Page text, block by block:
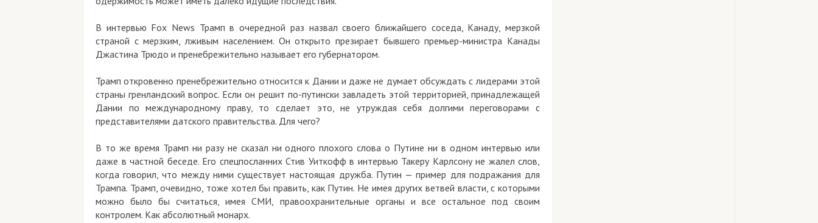
В интервью Fox News Трамп в очередной раз назвал своего ближайшего соседа, Канаду, мерзкой
страной с мерзким, лживым населением. Он открыто презирает бывшего премьер-министра Канады
Джастина Трюдо и пренебрежительно называет его губернатором.
Трамп откровенно пренебрежительно относится к Дании и даже не думает обсуждать с лидерами этой
страны гренландский вопрос. Если он решит по-путински завладеть этой территорией, принадлежащей
Дании по международному праву, то сделает это, не утруждая себя долгими переговорами с
представителями датского правительства. Для чего?
В то же время Трамп ни разу не сказал ни одного плохого слова о Путине ни в одном интервью или
даже в частной беседе. Его спецпосланних Стив Уиткофф в интервью Такеру Карлсону не жалел слов,
когда говорил, что между ними существует настоящая дружба. Путин — пример для подражания для
Трампа. Трамп, очевидно, тоже хотел бы править, как Путин. Не имея других ветвей власти, с которыми
можно было бы считаться, имея СМИ, правоохранительные органы и все остальное под своим
контролем. Как абсолютный монарх.